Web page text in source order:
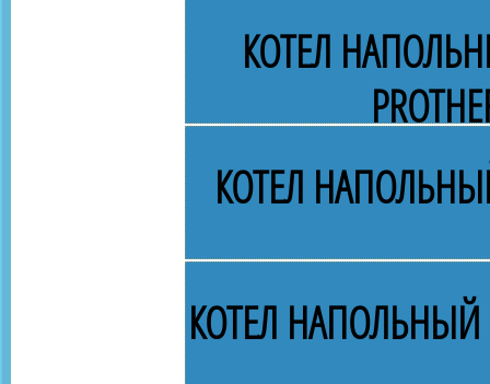
КОТЕЛ
КОТЕЛ
КОТЕЛ НАПОЛЬНЫЙ